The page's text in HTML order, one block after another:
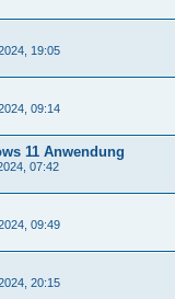
19:05
09:14
11 Anwendung
07:42
09:49
20:15